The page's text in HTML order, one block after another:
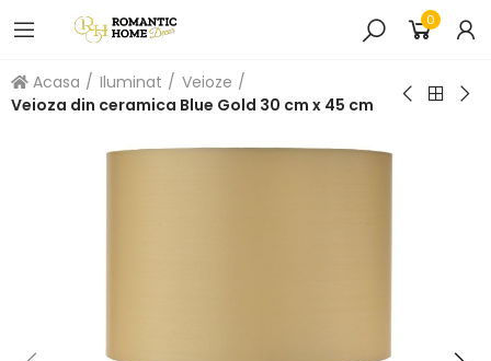
0
Acasa Iluminat
Veioze
Veioza din ceramica Blue Gold 30 cm x 45 cm